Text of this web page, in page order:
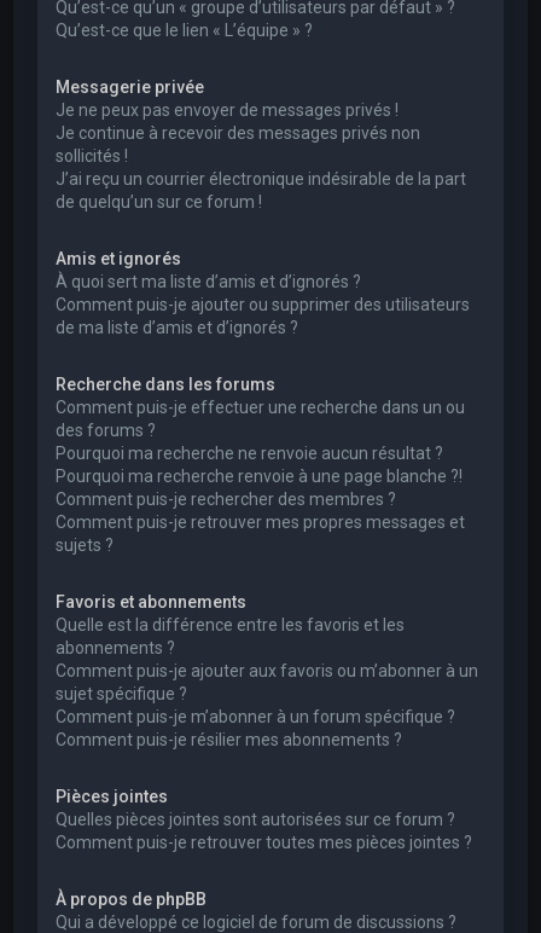
Qu’est-ce qu’un « groupe d’utilisateurs par défaut » ?
Qu’est-ce que le lien « L’équipe » ?
Messagerie privée
Je ne peux pas envoyer de messages privés !
Je continue à recevoir des messages privés non
sollicités !
J’ai reçu un courrier électronique indésirable de la part
de quelqu’un sur ce forum !
Amis et ignorés
À quoi sert ma liste d’amis et d’ignorés ?
Comment puis-je ajouter ou supprimer des utilisateurs
de ma liste d’amis et d’ignorés ?
Recherche dans les forums
Comment puis-je effectuer une recherche dans un ou
des forums ?
Pourquoi ma recherche ne renvoie aucun résultat ?
Pourquoi ma recherche renvoie à une page blanche ?!
Comment puis-je rechercher des membres ?
Comment puis-je retrouver mes propres messages et
sujets ?
Favoris et abonnements
Quelle est la différence entre les favoris et les
abonnements ?
Comment puis-je ajouter aux favoris ou m’abonner à un
sujet spécifique ?
Comment puis-je m’abonner à un forum spécifique ?
Comment puis-je résilier mes abonnements ?
Pièces jointes
Quelles pièces jointes sont autorisées sur ce forum ?
Comment puis-je retrouver toutes mes pièces jointes ?
À propos de phpBB
Qui a développé ce logiciel de forum de discussions ?